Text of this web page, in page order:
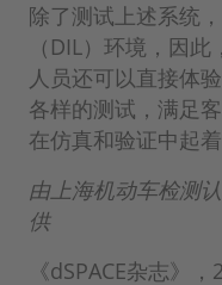
除了测试上述系统
（DIL）环境，因
人员还可以直接体
各样的测试，满足
在仿真和验证中起着
由上海机动车检测
供
《dSPACE杂志》